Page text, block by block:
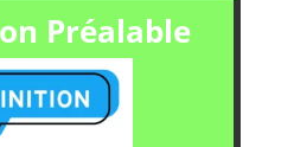
Préalable